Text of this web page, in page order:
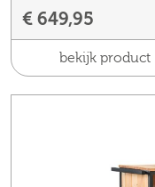
€ 649,95
bekijk product